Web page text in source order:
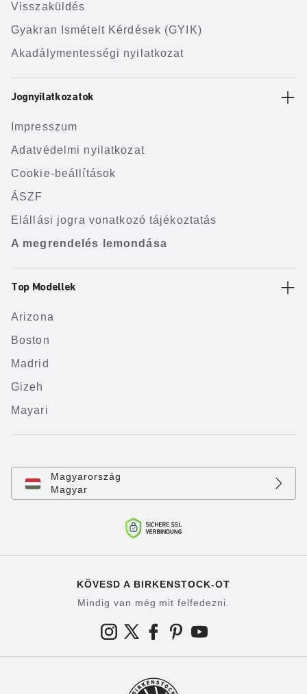
Visszaküldés
Gyakran Ismételt Kérdések (GYIK)
Akadálymentességi nyilatkozat
Jognyilatkozatok
Impresszum
Adatvédelmi nyilatkozat
Cookie-beállítások
ÁSZF
Elállási jogra vonatkozó tájékoztatás
A megrendelés lemondása
Top Modellek
Arizona
Boston
Madrid
Gizeh
Mayari
Magyarország
Magyar
KÖVESD A BIRKENSTOCK-OT
Mindig van még mit felfedezni.